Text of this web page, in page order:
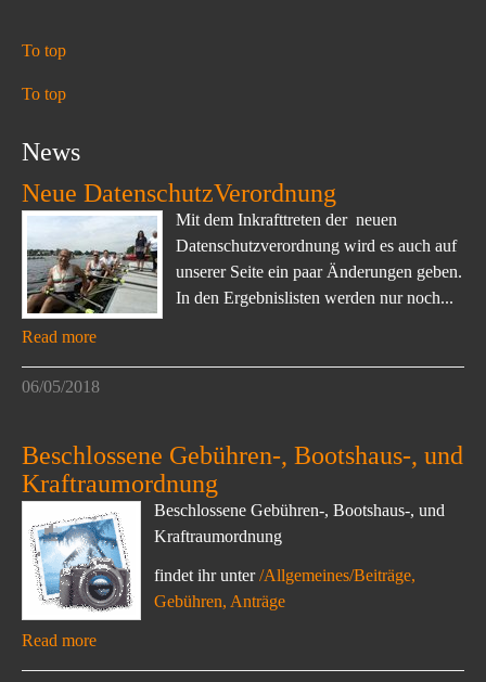
To top
To top
News
Neue DatenschutzVerordnung
Mit dem Inkrafttreten der neuen
Datenschutzverordnung wird es auch auf
unserer Seite ein paar Änderungen geben.
In den Ergebnislisten werden nur noch...
Read more
06/05/2018
Beschlossene Gebühren-, Bootshaus-, und
Kraftraumordnung
Beschlossene Gebühren-, Bootshaus-, und
Kraftraumordnung
findet ihr unter/Allgemeines/Beiträge,
Gebühren, Anträge
Read more